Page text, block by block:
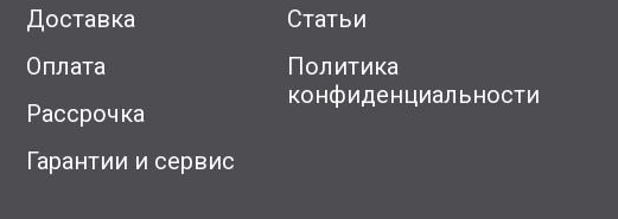
Доставка
Оплата
Рассрочка
Гарантии и сервис
Статьи
Политика
конфиденциальности